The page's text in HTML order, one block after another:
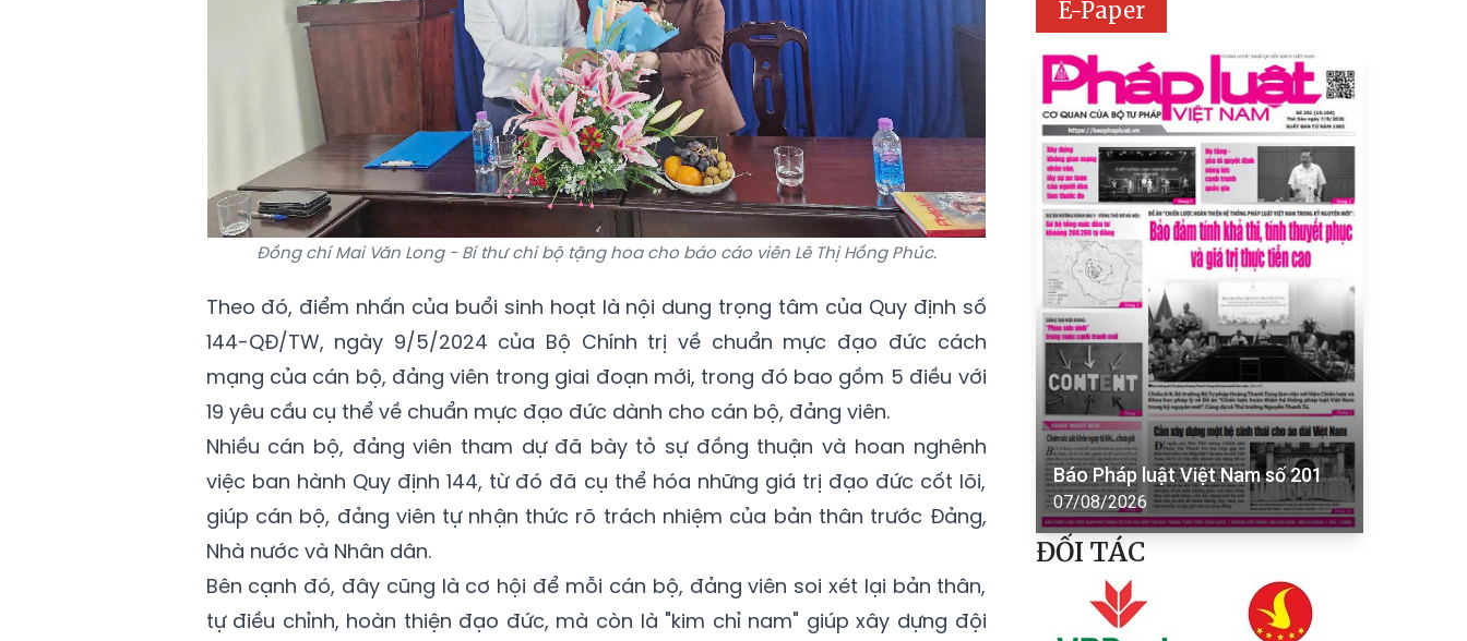
Đồng chí Mai Văn Long - Bí thư chi bộ tặng hoa cho báo cáo viên Lê Thị Hồng Phúc.
Theo đó, điểm nhấn của buổi sinh hoạt là nội dung trọng tâm của Quy định số
144-QĐ/TW, ngày 9/5/2024 của Bộ Chính trị về chuẩn mực đạo đức cách
mạng của cán bộ, đảng viên trong giai đoạn mới, trong đó bao gồm 5 điều với
19 yêu cầu cụ thể về chuẩn mực đạo đức dành cho cán bộ, đảng viên.
Nhiều cán bộ, đảng viên tham dự đã bày tỏ sự đồng thuận và hoan nghênh
việc ban hành Quy định 144, từ đó đã cụ thể hóa những giá trị đạo đức cốt lõi,
giúp cán bộ, đảng viên tự nhận thức rõ trách nhiệm của bản thân trước Đảng,
Nhà nước và Nhân dân.
Bên cạnh đó, đây cũng là cơ hội để mỗi cán bộ, đảng viên soi xét lại bản thân,
tự điều chỉnh, hoàn thiện đạo đức, mà còn là "kim chỉ nam" giúp xây dựng đội
E-Paper
Báo Pháp luật Việt Nam số 201
07/08/2026
ĐỐI TÁC